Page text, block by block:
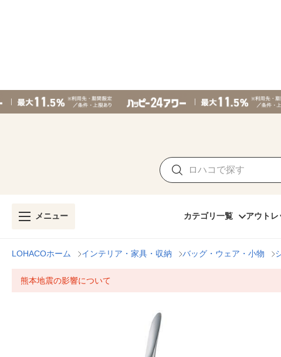
メニュー カテゴリ一覧 アウトレ
LOHACOホーム インテリア・家具・収納 バッグ・ウェア・小物
熊本地震の影響について